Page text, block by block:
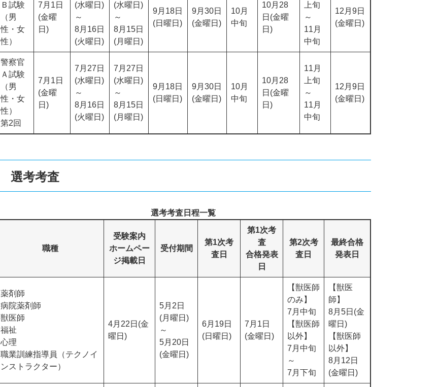
Ｂ試験
（男
性・女
性）
7月1日
(金曜
日)
(水曜日)
～
8月16日
(火曜日)
(水曜日)
～
8月15日
(月曜日)
9月18日
(日曜日)
9月30日
(金曜日)
10月
中旬
10月28
日(金曜
日)
上旬
～
11月
中旬
12月9日
(金曜日)
警察官
Ａ試験
（男
性・女
性）
第2回
7月1日
(金曜
日)
7月27日
(水曜日)
～
8月16日
(火曜日)
7月27日
(水曜日)
～
8月15日
(月曜日)
9月18日
(日曜日)
9月30日
(金曜日)
10月
中旬
10月28
日(金曜
日)
11月
上旬
～
11月
中旬
12月9日
(金曜日)
選考考査
選考考査日程一覧
職種
受験案内
ホームペー
ジ掲載日
受付期間
第1次考
査日
第1次考
査
合格発表
日
第2次考
査日
最終合格
発表日
薬剤師
病院薬剤師
獣医師
福祉
心理
職業訓練指導員（テクノイ
ンストラクター）
4月22日(金
曜日)
5月2日
(月曜日)
～
5月20日
(金曜日)
6月19日
(日曜日)
7月1日
(金曜日)
【獣医師
のみ】
7月中旬
【獣医師
以外】
7月中旬
～
7月下旬
【獣医
師】
8月5日(金
曜日)
【獣医師
以外】
8月12日
(金曜日)